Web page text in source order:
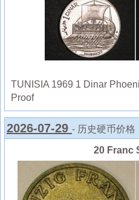
TUNISIA 1969 1 Dinar
Proof
2026-07-29 - 历史硬币价格
20 Franc